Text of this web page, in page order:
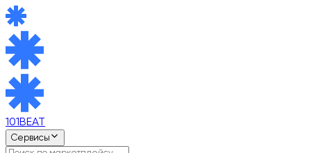
101BEAT
Сервисы